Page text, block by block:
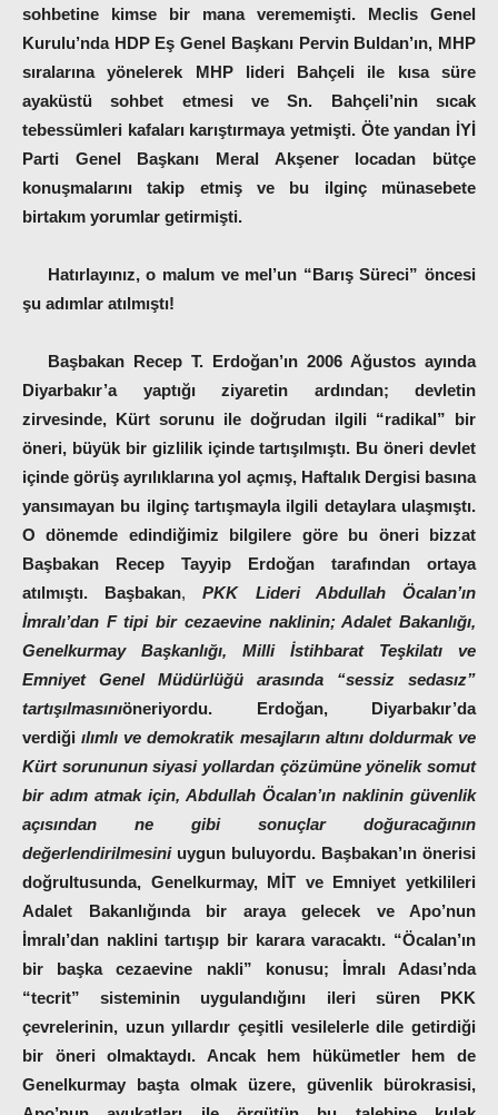
sohbetine kimse bir mana verememişti. Meclis Genel
Kurulu’nda HDP Eş Genel Başkanı Pervin Buldan’ın, MHP
sıralarına yönelerek MHP lideri Bahçeli ile kısa süre
ayaküstü sohbet etmesi ve Sn. Bahçeli’nin sıcak
tebessümleri kafaları karıştırmaya yetmişti. Öte yandan İYİ
Parti Genel Başkanı Meral Akşener locadan bütçe
konuşmalarını takip etmiş ve bu ilginç münasebete
birtakım yorumlar getirmişti.
Hatırlayınız, o malum ve mel’un “Barış Süreci” öncesi
şu adımlar atılmıştı!
Başbakan Recep T. Erdoğan’ın 2006 Ağustos ayında
Diyarbakır’a yaptığı ziyaretin ardından; devletin
zirvesinde, Kürt sorunu ile doğrudan ilgili “radikal” bir
öneri, büyük bir gizlilik içinde tartışılmıştı. Bu öneri devlet
içinde görüş ayrılıklarına yol açmış, Haftalık Dergisi basına
yansımayan bu ilginç tartışmayla ilgili detaylara ulaşmıştı.
O dönemde edindiğimiz bilgilere göre bu öneri bizzat
Başbakan Recep Tayyip Erdoğan tarafından ortaya
atılmıştı.
Başbakan,PKK Lideri Abdullah Öcalan’ın
İmralı’dan F tipi bir cezaevine naklinin; Adalet Bakanlığı,
Genelkurmay Başkanlığı, Milli İstihbarat Teşkilatı ve
Emniyet Genel Müdürlüğü arasında “sessiz sedasız”
tartışılmasınıöneriyordu. Erdoğan, Diyarbakır’da
verdiği ılımlı ve demokratik mesajların altını doldurmak ve
Kürt sorununun siyasi yollardan çözümüne yönelik somut
bir adım atmak için, Abdullah Öcalan’ın naklinin güvenlik
açısından ne gibi sonuçlar doğuracağının
değerlendirilmesini uygun buluyordu. Başbakan’ın önerisi
doğrultusunda, Genelkurmay, MİT ve Emniyet yetkilileri
Adalet Bakanlığında bir araya gelecek ve Apo’nun
İmralı’dan naklini tartışıp bir karara varacaktı. “Öcalan’ın
bir başka cezaevine nakli” konusu; İmralı Adası’nda
“tecrit” sisteminin uygulandığını ileri süren PKK
çevrelerinin, uzun yıllardır çeşitli vesilelerle dile getirdiği
bir öneri olmaktaydı. Ancak hem hükümetler hem de
Genelkurmay başta olmak üzere, güvenlik bürokrasisi,